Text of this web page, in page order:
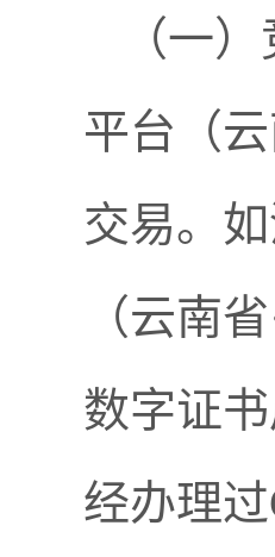
（一）
平台（
交易。
（云南省
数字证
经办理过